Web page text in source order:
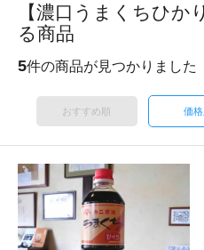
【濃口うまくちひか
る商品
5件の商品が見つかりました
おすすめ順 価